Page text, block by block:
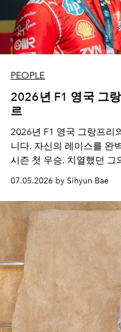
PEOPLE
2026년 F1 영국 그
르
2026년 F1 영국 그랑프리
니다. 자신의 레이스를 완
시즌 첫 우승. 치열했던 그
07.05.2026 by Sihyun Bae